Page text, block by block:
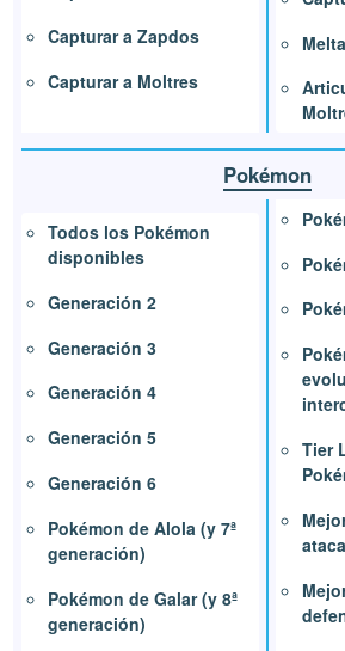
Capturar a Zapdos
Capturar a Moltres
Pokémon
Todos los Pokémon
disponibles
Generación 2
Generación 3
Generación 4
Generación 5
Generación 6
Pokémon de Alola (y 7ª
generación)
Pokémon de Galar (y 8ª
generación)
Tier